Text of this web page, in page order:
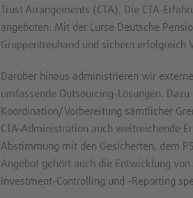
Trust Arrangements (CTA). Die CTA-
angeboten: Mit der Lurse Deutsche
Gruppentreuhand und sichern erfolgreich
Darüber hinaus administrieren wir
umfassende Outsourcing-Lösungen.
Koordination/Vorbereitung sämtlicher
CTA-Administration auch weitreichende
Abstimmung mit den Gesicherten, dem
Angebot gehört auch die Entwicklung
Investment-Controlling und -Reporting